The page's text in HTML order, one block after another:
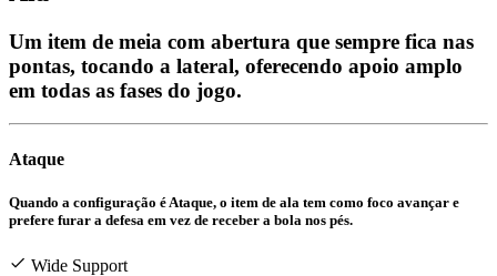
Um item de meia com abertura que sempre fica nas
pontas, tocando a lateral, oferecendo apoio amplo
em todas as fases do jogo.
Ataque
Quando a configuração é Ataque, o item de ala tem como foco avançar e
prefere furar a defesa em vez de receber a bola nos pés.
Wide Support